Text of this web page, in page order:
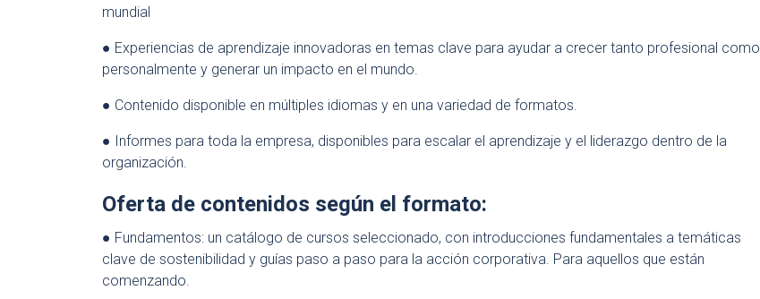
mundial
● Experiencias de aprendizaje innovadoras en temas clave para ayudar a crecer tanto profesional como
personalmente y generar un impacto en el mundo.
● Contenido disponible en múltiples idiomas y en una variedad de formatos.
● Informes para toda la empresa, disponibles para escalar el aprendizaje y el liderazgo dentro de la
organización.
Oferta de contenidos según el formato:
● Fundamentos: un catálogo de cursos seleccionado, con introducciones fundamentales a temáticas
clave de sostenibilidad y guías paso a paso para la acción corporativa. Para aquellos que están
comenzando.